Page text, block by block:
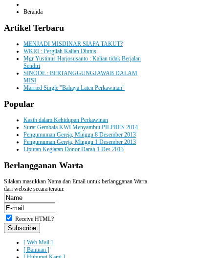
Beranda
Artikel Terbaru
MENJADI MISDINAR SIAPA TAKUT?
WKRI : Pergilah Kalian Diutus
Mgr Yustinus Harjosusanto : Kalian tidak Berjalan
Sendiri
SINODE : BERTANGGUNGJAWAB DALAM
MISI
Married Single "Bahaya Laten Perkawinan"
Popular
Kasih dalam Kehidupan Perkawinan
Surat Gembala KWI Menyambut PILPRES 2014
Pengumuman Gereja, Minggu 8 Desember 2013
Pengumuman Gereja, Minggu 1 Desember 2013
Liputan Kegiatan Donor Darah 1 Des 2013
Berlangganan Warta
Silakan masukkan Nama dan Email untuk berlangganan Warta
dari website secara teratur.
Receive HTML?
[ Web Mail ]
[ Bantuan ]